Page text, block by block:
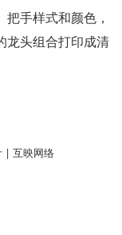
手样式和颜色，
龙头组合打印成清